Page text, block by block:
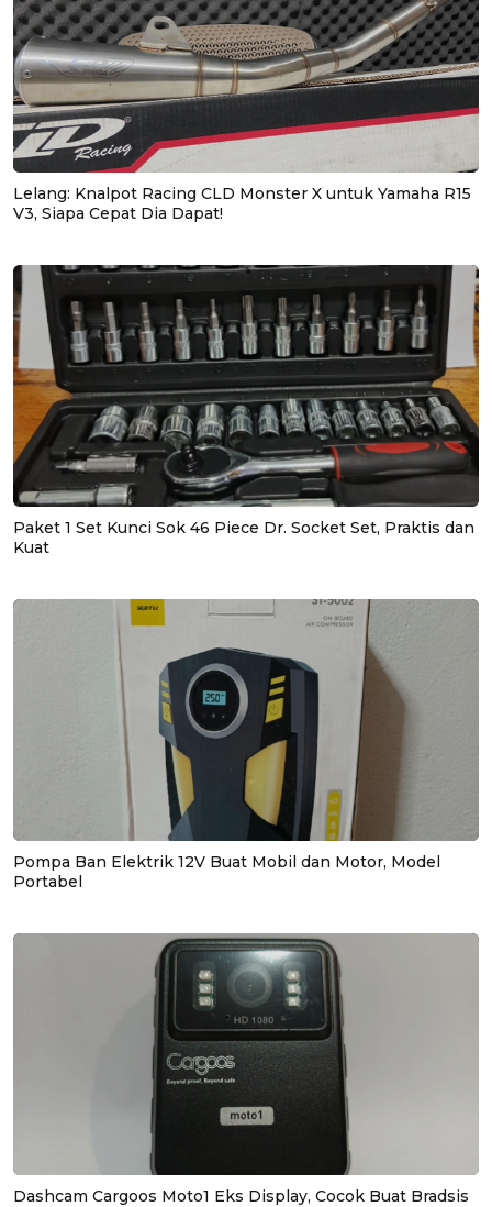
Lelang: Knalpot Racing CLD Monster X untuk Yamaha R15
V3, Siapa Cepat Dia Dapat!
Paket 1 Set Kunci Sok 46 Piece Dr. Socket Set, Praktis dan
Kuat
Pompa Ban Elektrik 12V Buat Mobil dan Motor, Model
Portabel
Dashcam Cargoos Moto1 Eks Display, Cocok Buat Bradsis